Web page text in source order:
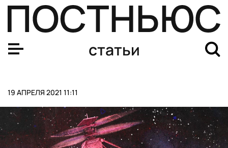
статьи
19 АПРЕЛЯ 2021 11:11
«Богатенькие буратины решили». Как футбольный мир